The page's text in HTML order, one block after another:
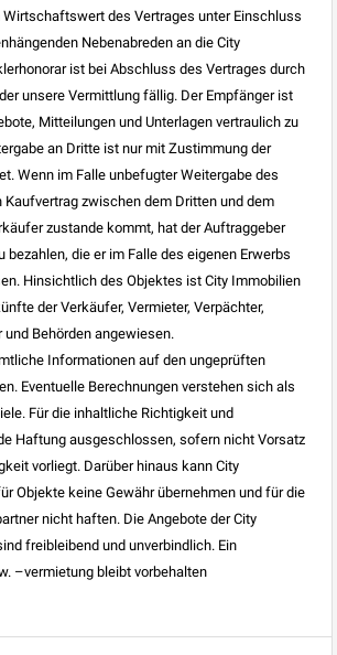
des Vertrages unter Einschluss
Nebenabreden an die City
ist bei Abschluss des Vertrages durch
unsere Vermittlung fällig. Der Empfänger ist
Mitteilungen und Unterlagen vertraulich zu
an Dritte ist nur mit Zustimmung der
Wenn im Falle unbefugter Weitergabe des
Kaufvertrag zwischen dem Dritten und dem
zustande kommt, hat der Auftraggeber
bezahlen, die er im Falle des eigenen Erwerbs
Hinsichtlich des Objektes ist City Immobilien
der Verkäufer, Vermieter, Verpächter,
und Behörden angewiesen.
Informationen auf den ungeprüften
Eventuelle Berechnungen verstehen sich als
Für die inhaltliche Richtigkeit und
Haftung ausgeschlossen, sofern nicht Vorsatz
vorliegt. Darüber hinaus kann City
Objekte keine Gewähr übernehmen und für die
nicht haften. Die Angebote der City
freibleibend und unverbindlich. Ein
–vermietung bleibt vorbehalten